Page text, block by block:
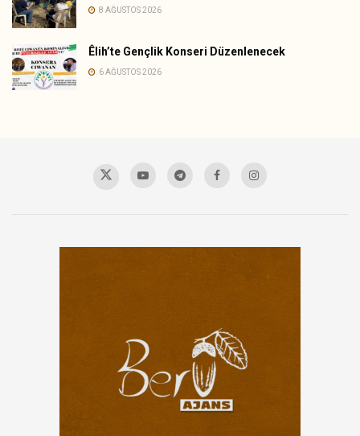
8 AĞUSTOS 2026
Êlih’te Gençlik Konseri Düzenlenecek
6 AĞUSTOS 2026